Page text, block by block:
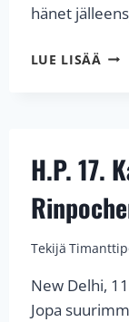
hänet
LUE LISÄÄ
H.P. 17.
Tekijä
New Delhi,
Jopa